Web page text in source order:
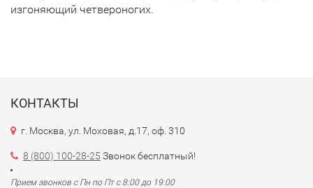
изгоняющий четвероногих.
КОНТАКТЫ
г. Москва, ул. Моховая, д.17, оф. 310
8 (800) 100-28-25 Звонок бесплатный!
Прием звонков с Пн по Пт с 8:00 до 19:00